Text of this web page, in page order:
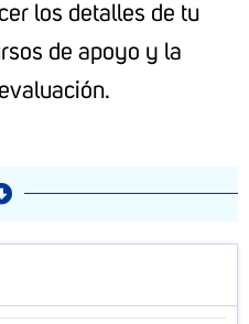
los detalles de tu
de apoyo y la